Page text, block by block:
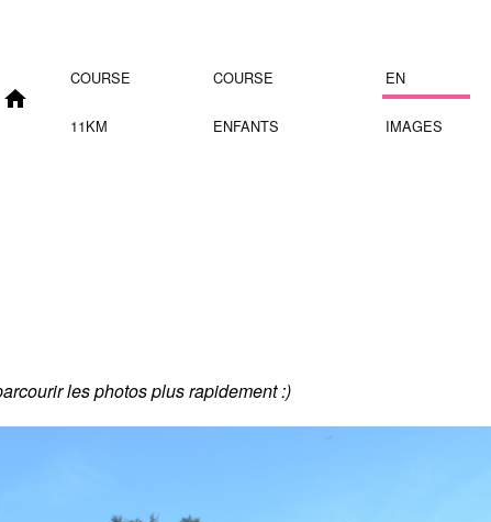
COURSE
11KM
COURSE
ENFANTS
EN
IMAGES
les photos plus rapidement :)